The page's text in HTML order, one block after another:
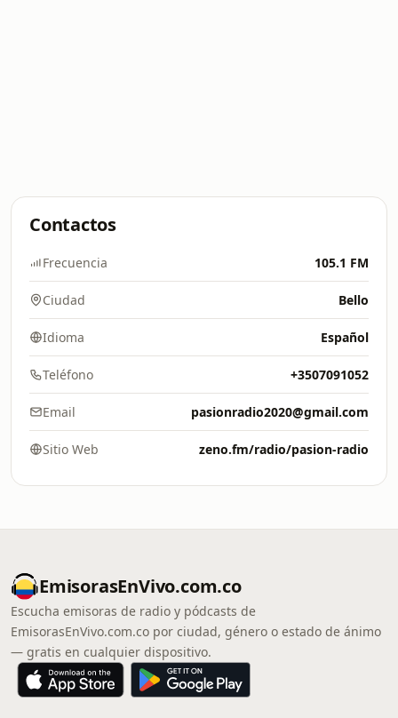
Contactos
Frecuencia 105.1 FM
Ciudad Bello
Idioma Español
Teléfono +3507091052
Email pasionradio2020@gmail.com
Sitio Web zeno.fm/radio/pasion-radio
EmisorasEnVivo.com.co
Escucha emisoras de radio y pódcasts de
EmisorasEnVivo.com.co por ciudad, género o estado de ánimo
— gratis en cualquier dispositivo.